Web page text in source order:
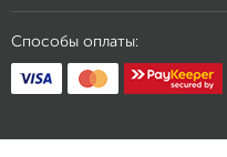
Способы оплаты: